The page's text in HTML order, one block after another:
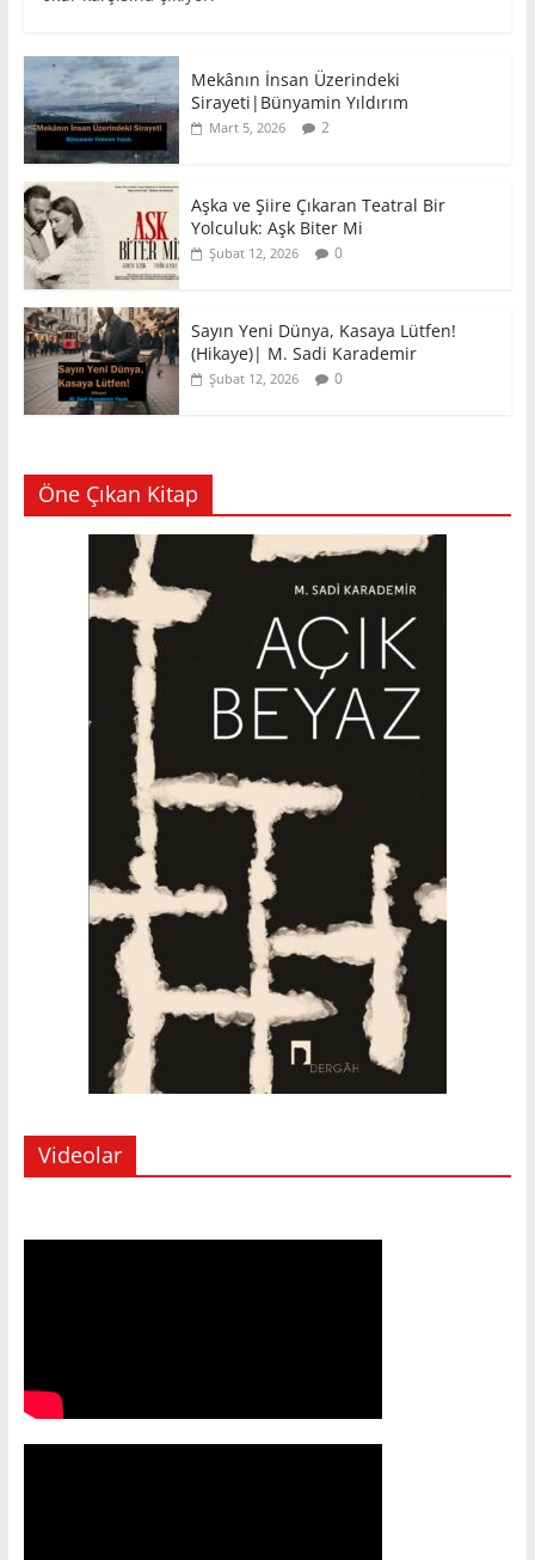
Mekânın İnsan Üzerindeki
Sirayeti|Bünyamin Yıldırım
Mart 5, 2026 2
Aşka ve Şiire Çıkaran Teatral Bir
Yolculuk: Aşk Biter Mi
Şubat 12, 2026 0
Sayın Yeni Dünya, Kasaya Lütfen!
(Hikaye)| M. Sadi Karademir
Şubat 12, 2026 0
Öne Çıkan Kitap
Videolar